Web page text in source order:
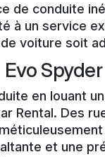
de conduite
à un service
voiture soit
en louant
Rental. Des
et une